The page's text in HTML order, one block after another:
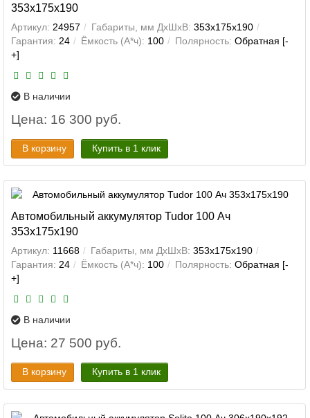
353x175x190
Артикул: 24957 Габариты, мм ДхШхВ: 353x175x190
Гарантия: 24 Ёмкость (А*ч): 100 Полярность: Обратная [-
+]
В наличии
Цена: 16 300 руб.
В корзину Купить в 1 клик
Автомобильный аккумулятор Tudor 100 Ач
353x175x190
Артикул: 11668 Габариты, мм ДхШхВ: 353x175x190
Гарантия: 24 Ёмкость (А*ч): 100 Полярность: Обратная [-
+]
В наличии
Цена: 27 500 руб.
В корзину Купить в 1 клик